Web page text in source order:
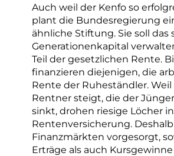
Auch weil der Kenfo so
plant die Bundesregierung
ähnliche Stiftung. Sie soll das
Generationenkapital
Teil der gesetzlichen Rente.
finanzieren diejenigen, die
Rente der Ruheständler.
Rentner steigt, die der
sinkt, drohen riesige Löcher
Rentenversicherung.
Finanzmärkten vorgesorgt,
Erträge als auch Kursgewinne